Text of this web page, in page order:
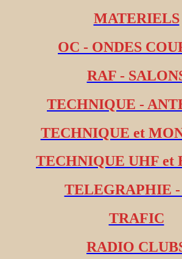
MATERIELS
OC - ONDES
RAF -
TECHNIQUE -
TECHNIQUE et
TECHNIQUE UHF et
TELEGRAPHIE
TRAFIC
RADIO